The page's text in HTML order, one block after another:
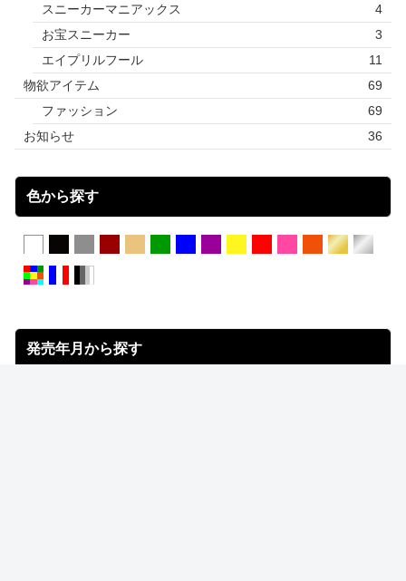
スニーカーマニアックス
4
お宝スニーカー
3
エイプリルフール
11
物欲アイテム
69
ファッション
69
お知らせ
36
色から探す
発売年月から探す